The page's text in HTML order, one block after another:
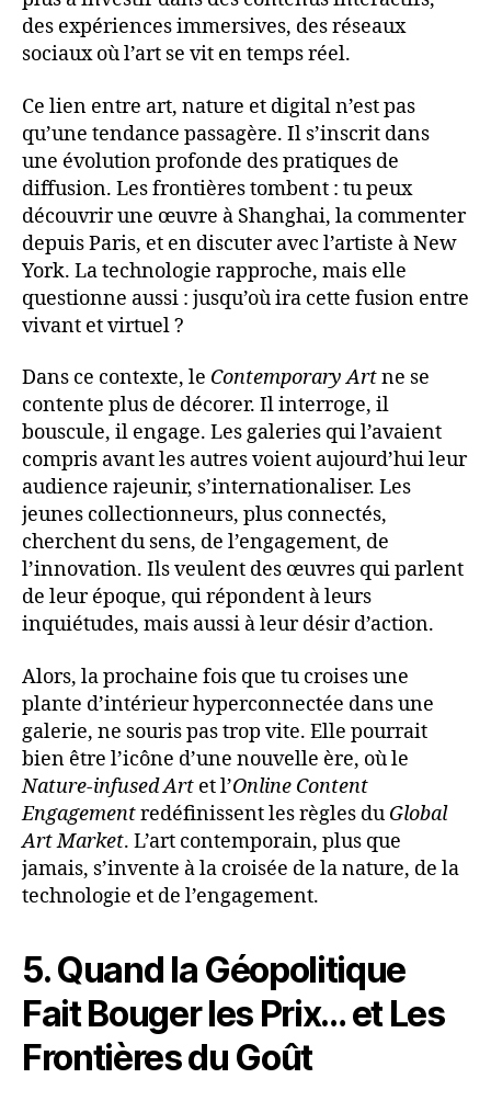
des expériences immersives, des réseaux
sociaux où l’art se vit en temps réel.
Ce lien entre art, nature et digital n’est pas
qu’une tendance passagère. Il s’inscrit dans
une évolution profonde des pratiques de
diffusion. Les frontières tombent : tu peux
découvrir une œuvre à Shanghai, la commenter
depuis Paris, et en discuter avec l’artiste à New
York. La technologie rapproche, mais elle
questionne aussi : jusqu’où ira cette fusion entre
vivant et virtuel ?
Dans ce contexte, le Contemporary Artne se
contente plus de décorer. Il interroge, il
bouscule, il engage. Les galeries qui l’avaient
compris avant les autres voient aujourd’hui leur
audience rajeunir, s’internationaliser. Les
jeunes collectionneurs, plus connectés,
cherchent du sens, de l’engagement, de
l’innovation. Ils veulent des œuvres qui parlent
de leur époque, qui répondent à leurs
inquiétudes, mais aussi à leur désir d’action.
Alors, la prochaine fois que tu croises une
plante d’intérieur hyperconnectée dans une
galerie, ne souris pas trop vite. Elle pourrait
bien être l’icône d’une nouvelle ère, où le
Nature-infused Art et l’Online Content
Engagementredéfinissent les règles du Global
Art Market. L’art contemporain, plus que
jamais, s’invente à la croisée de la nature, de la
technologie et de l’engagement.
5. Quand la Géopolitique
Fait Bouger les Prix… et Les
Frontières du Goût